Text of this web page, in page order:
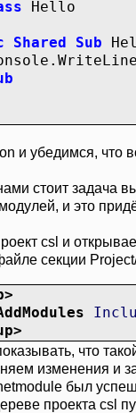
Hello
Shared Sub
.
и убедимся, что
стоит задача
и это
csl и
секции
>
>
что
изменения и
был
проекта csl